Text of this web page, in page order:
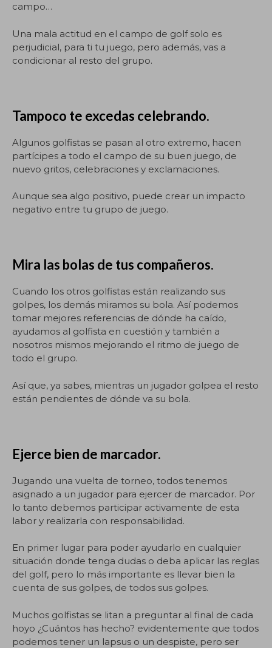
campo…
Una mala actitud en el campo de golf solo es
perjudicial, para ti tu juego, pero además, vas a
condicionar al resto del grupo.
Tampoco te excedas celebrando.
Algunos golfistas se pasan al otro extremo, hacen
partícipes a todo el campo de su buen juego, de
nuevo gritos, celebraciones y exclamaciones.
Aunque sea algo positivo, puede crear un impacto
negativo entre tu grupo de juego.
Mira las bolas de tus compañeros.
Cuando los otros golfistas están realizando sus
golpes, los demás miramos su bola. Así podemos
tomar mejores referencias de dónde ha caído,
ayudamos al golfista en cuestión y también a
nosotros mismos mejorando el ritmo de juego de
todo el grupo.
Así que, ya sabes, mientras un jugador golpea el resto
están pendientes de dónde va su bola.
Ejerce bien de marcador.
Jugando una vuelta de torneo, todos tenemos
asignado a un jugador para ejercer de marcador. Por
lo tanto debemos participar activamente de esta
labor y realizarla con responsabilidad.
En primer lugar para poder ayudarlo en cualquier
situación donde tenga dudas o deba aplicar las reglas
del golf, pero lo más importante es llevar bien la
cuenta de sus golpes, de todos sus golpes.
Muchos golfistas se litan a preguntar al final de cada
hoyo ¿Cuántos has hecho? evidentemente que todos
podemos tener un lapsus o un despiste, pero ser